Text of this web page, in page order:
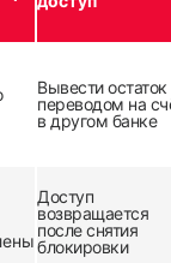
Вывести остаток
переводом на
в другом банке
Доступ
возвращается
после снятия
блокировки